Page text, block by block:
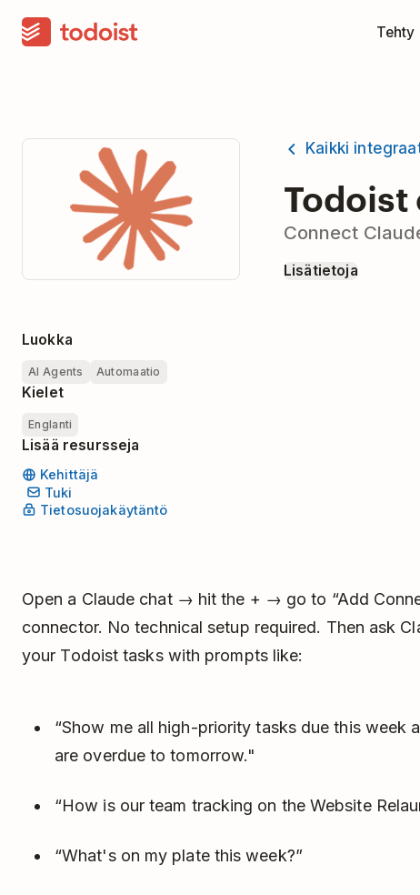
Tehty
Kaikki
Connect
Lisätietoja
Luokka
AI Agents Automaatio
Kielet
Englanti
Lisää resursseja
Kehittäjä
Tuki
Tietosuojakäytäntö
Open a Claude chat → hit the + → go to “Add
connector. No technical setup required. Then ask
your Todoist tasks with prompts like:
“Show me all high-priority tasks due this week
are overdue to tomorrow."
“How is our team tracking on the Website
“What's on my plate this week?”